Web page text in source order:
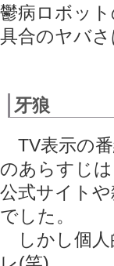
鬱病ロボット
具合のヤバ
牙狼
TV表示の
のあらすじは
公式サイト
でした。
しかし個人